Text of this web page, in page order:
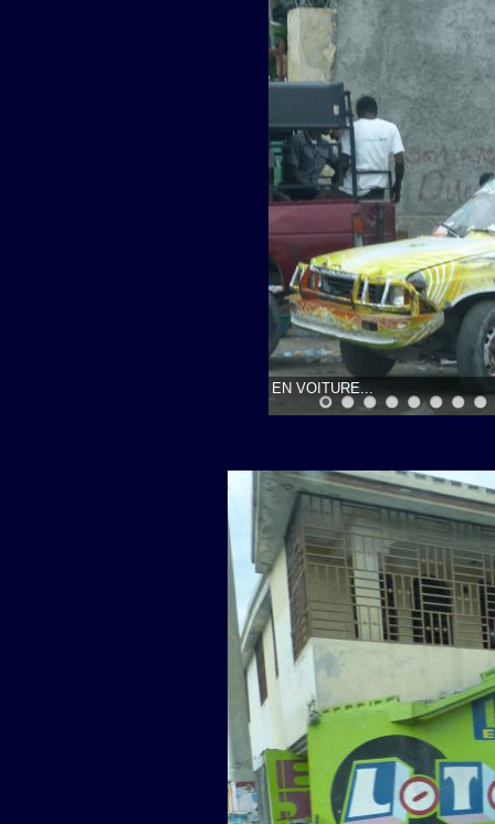
EN VOITURE...